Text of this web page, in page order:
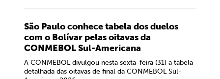
São Paulo conhece tabela dos duelos
com o Bolívar pelas oitavas da
CONMEBOL Sul-Americana
A CONMEBOL divulgou nesta sexta-feira (31) a tabela
detalhada das oitavas de final da CONMEBOL Sul-